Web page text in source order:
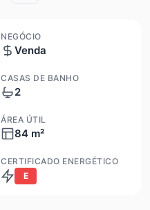
NEGÓCIO
Venda
CASAS DE BANHO
2
ÁREA ÚTIL
84 m²
CERTIFICADO ENERGÉTICO
E